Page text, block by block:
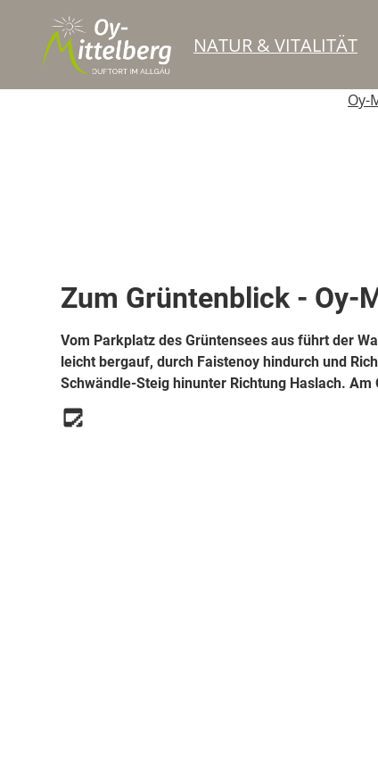
NATUR & VITALITÄT
Oy-
Zum Grüntenblick - Oy-
Vom Parkplatz des Grüntensees aus führt der
leicht bergauf, durch Faistenoy hindurch und
Schwändle-Steig hinunter Richtung Haslach.